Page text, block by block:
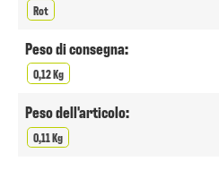
Rot
Peso di consegna:
0,12 Kg
Peso dell'articolo:
0,11 Kg